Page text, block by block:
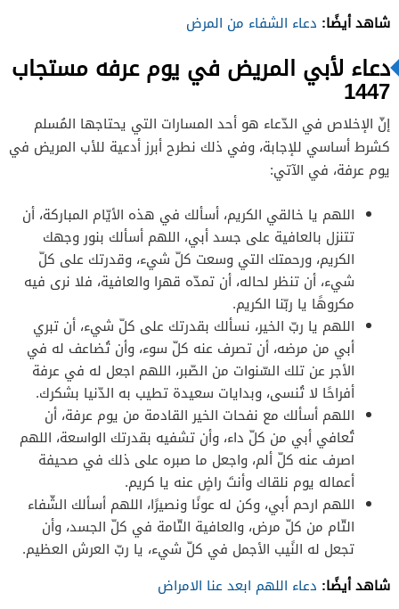
شاهد أيضًا: دعاء الشفاء من المرض
دعاء لأبي المريض في يوم عرفه مستجاب
1447
إنّ الإخلاص في الدّعاء هو أحد المسارات التي يحتاجها المُسلم
كشرط أساسي للإجابة، وفي ذلك نطرح أبرز أدعية للأب المريض في
يوم عرفة، في الآتي:
اللهم يا خالقي الكريم، أسألك في هذه الأيّام المباركة، أن
تتنزل بالعافية على جسد أبي، اللهم أسألك بنور وجهك
الكريم، ورحمتك التي وسعت كلّ شيء، وقدرتك على كلّ
شيء، أن تنظر لحاله، أن تمدّه قهرا والعافية، فلا نرى فيه
مكروهًا يا ربّنا الكريم.
اللهم يا ربّ الخير، نسألك بقدرتك على كلّ شيء، أن تبري
أبي من مرضه، أن تصرف عنه كلّ سوء، وأن تُضاعف له في
الأجر عن تلك السّنوات من الصّبر، اللهم اجعل له في عرفة
أفراحًا لا تُنسى، وبدايات سعيدة تطيب به الدّنيا بشكرك.
اللهم أسألك مع نفحات الخير القادمة من يوم عرفة، أن
تُعافي أبي من كلّ داء، وأن تشفيه بقدرتك الواسعة، اللهم
اصرف عنه كلّ ألم، واجعل ما صبره على ذلك في صحيفة
أعماله يوم نلقاك وأنتَ راضٍ عنه يا كريم.
اللهم ارحم أبي، وكن له عونًا ونصيرًا، اللهم أسألك الشّفاء
التّام من كلّ مرض، والعافية التّامة في كلّ الجسد، وأن
تجعل له النًيب الأجمل في كلّ شيء، يا ربّ العرش العظيم.
شاهد أيضًا: دعاء اللهم ابعد عنا الامراض